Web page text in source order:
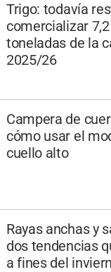
Trigo: todavía
comercializar
toneladas de la
2025/26
Campera de
cómo usar el
cuello alto
Rayas anchas y
dos tendencias
a fines del